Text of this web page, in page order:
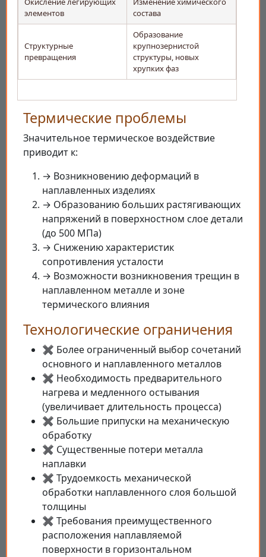
элементов
состава
Структурные
превращения
Образование
крупнозернистой
структуры, новых
хрупких фаз
Термические проблемы
Значительное термическое воздействие
приводит к:
→ Возникновению деформаций в
наплавленных изделиях
→ Образованию больших растягивающих
напряжений в поверхностном слое детали
(до 500 МПа)
→ Снижению характеристик
сопротивления усталости
→ Возможности возникновения трещин в
наплавленном металле и зоне
термического влияния
Технологические ограничения
✖ Более ограниченный выбор сочетаний
основного и наплавленного металлов
✖ Необходимость предварительного
нагрева и медленного остывания
(увеличивает длительность процесса)
✖ Большие припуски на механическую
обработку
✖ Существенные потери металла
наплавки
✖ Трудоемкость механической
обработки наплавленного слоя большой
толщины
✖ Требования преимущественного
расположения наплавляемой
поверхности в горизонтальном